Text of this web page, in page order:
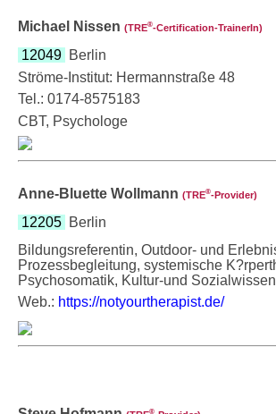
Michael Nissen (TRE®‑Certification-TrainerIn)
12049 Berlin
Ströme-Institut: Hermannstraße 48
Tel.: 0174-8575183
CBT, Psychologe
Anne-Bluette Wollmann (TRE®‑Provider)
12205 Berlin
Bildungsreferentin, Outdoor- und
Prozessbegleitung, systemische
Psychosomatik, Kultur-und
Web.: https://notyourtherapist.de/
®